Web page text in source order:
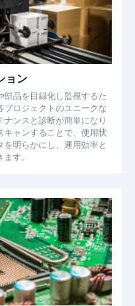
ョン
部品を目録化し監視するた
プロジェクトのユニークな
ナンスと診断が簡単になり
キャンすることで、使用状
明らかにし、運用効率と
す。